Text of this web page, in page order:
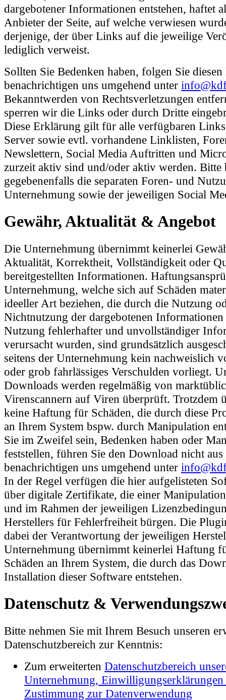
dargebotener Informationen entstehen, haftet
Anbieter der Seite, auf welche verwiesen
derjenige, der über Links auf die jeweilige
lediglich verweist.
Sollten Sie Bedenken haben, folgen Sie
benachrichtigen uns umgehend unter
Bekanntwerden von Rechtsverletzungen
sperren wir die Links oder durch Dritte
Diese Erklärung gilt für alle verfügbaren
Server sowie evtl. vorhandene Linklisten,
Newslettern, Social Media Auftritten und
zurzeit aktiv sind und/oder aktiv werden. Bitte
gegebenenfalls die separaten Foren- und
Unternehmung sowie der jeweiligen Social
Gewähr, Aktualität & Angebot
Die Unternehmung übernimmt keinerlei
Aktualität, Korrektheit, Vollständigkeit oder
bereitgestellten Informationen.
Unternehmung, welche sich auf Schäden
ideeller Art beziehen, die durch die Nutzung
Nichtnutzung der dargebotenen
Nutzung fehlerhafter und unvollständiger
verursacht wurden, sind grundsätzlich
seitens der Unternehmung kein nachweislich
oder grob fahrlässiges Verschulden vorliegt.
Downloads werden regelmäßig von
Virenscannern auf Viren überprüft. Trotzdem
keine Haftung für Schäden, die durch diese
an Ihrem System bspw. durch Manipulation
Sie im Zweifel sein, Bedenken haben oder
feststellen, führen Sie den Download nicht
benachrichtigen uns umgehend unter
In der Regel verfügen die hier aufgelisteten
über digitale Zertifikate, die einer
und im Rahmen der jeweiligen
Herstellers für Fehlerfreiheit bürgen. Die
dabei der Verantwortung der jeweiligen
Unternehmung übernimmt keinerlei Haftung
Schäden an Ihrem System, die durch das
Installation dieser Software entstehen.
Datenschutz &
Bitte nehmen Sie mit Ihrem Besuch unseren
Datenschutzbereich zur Kenntnis:
Zum erweiterten Datenschutzbereich
Unternehmung,
Zustimmung zur Datenverwendung